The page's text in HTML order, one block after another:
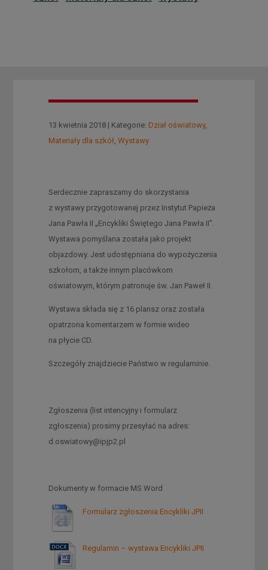
13 kwietnia 2018 | Kategorie: Dział oświatowy,
Materiały dla szkół, Wystawy
Serdecznie zapraszamy do skorzystania
z wystawy przygotowanej przez Instytut Papieża
Jana Pawła II „Encykliki Świętego Jana Pawła II”.
Wystawa pomyślana została jako projekt
objazdowy. Jest udostępniana do wypożyczenia
szkołom, a także innym placówkom
oświatowym, którym patronuje św. Jan Paweł II.
Wystawa składa się z 16 plansz oraz została
opatrzona komentarzem w formie wideo
na płycie CD.
Szczegóły znajdziecie Państwo w regulaminie.
Zgłoszenia (list intencyjny i formularz
zgłoszenia) prosimy przesyłać na adres:
d.oswiatowy@ipjp2.pl
Dokumenty w formacie MS Word
Formularz zgłoszenia Encykliki JPII
Regulamin – wystawa Encykliki JPII